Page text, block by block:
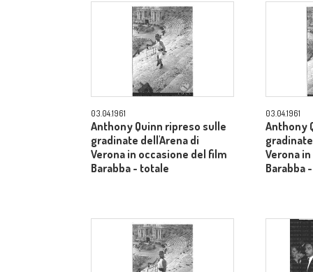
03.04.1961
Anthony Quinn ripreso sulle
gradinate dell'Arena di
Verona in occasione del film
Barabba - totale
03.04.1961
Anthony
Verona
Barabba